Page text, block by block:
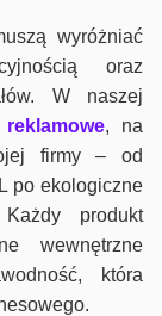
wyróżniać
oraz
W naszej
, na
firmy – od
po ekologiczne
produkt
wewnętrzne
która